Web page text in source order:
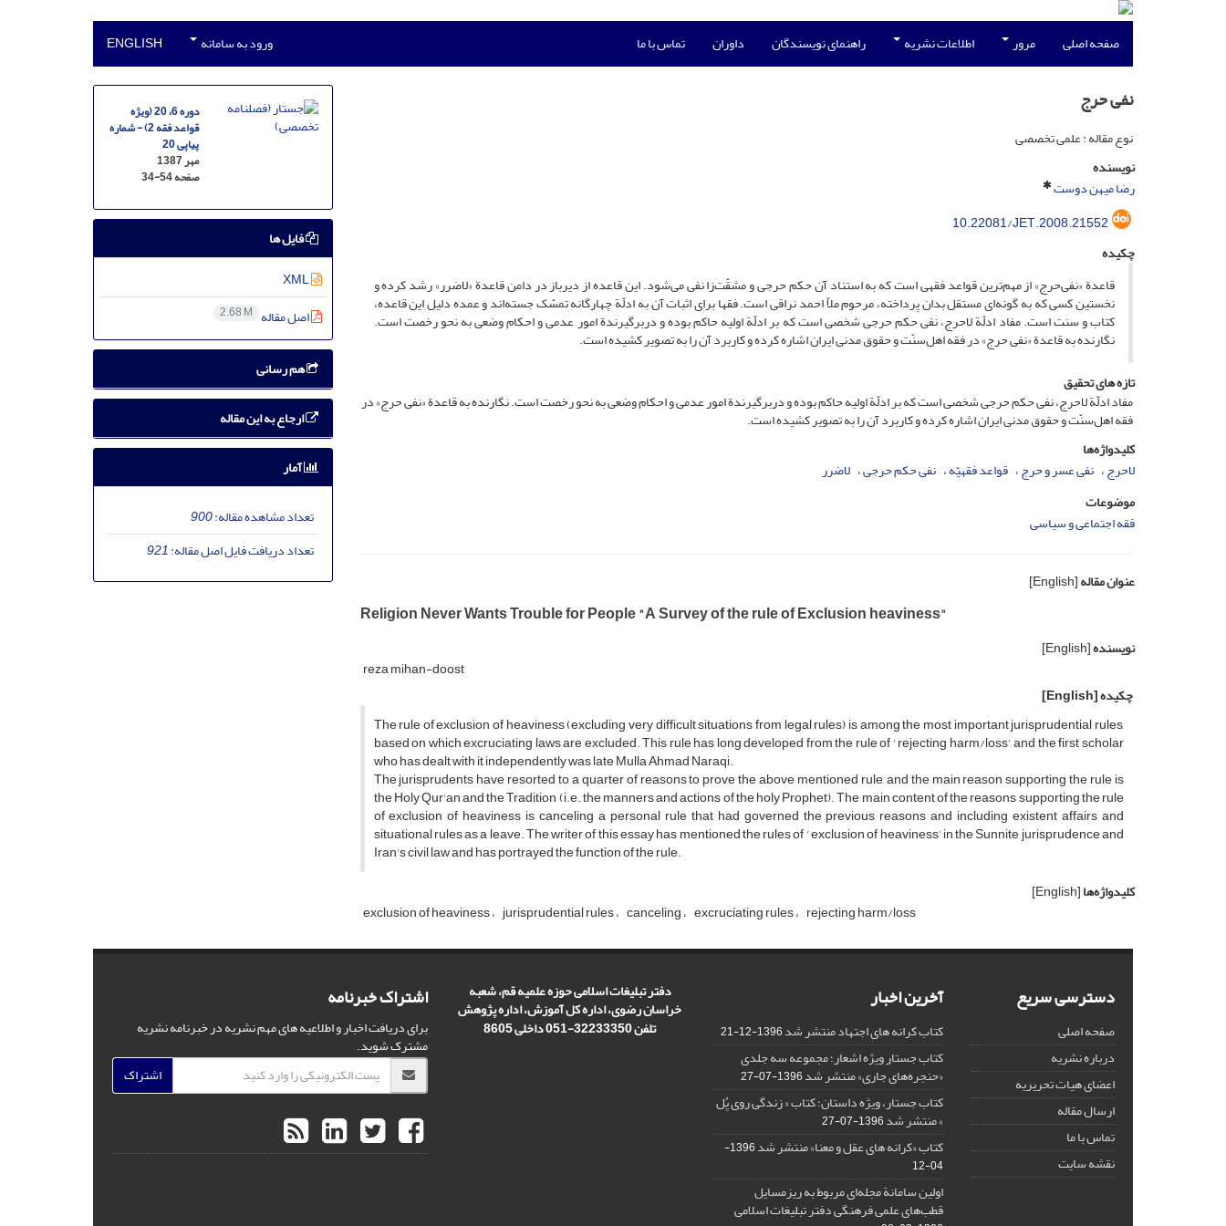
صفحه اصلی مرور اطلاعات نشریه راهنمای نویسندگان داوران تماس با ما ورود به سامانه ENGLISH
نفی حرج
نوع مقاله : علمی تخصصی
نویسنده
رضا میهن دوست
10.22081/JET.2008.21552
چکیده
قاعدة «نفی‌حرج» از مهم‌ترین قواعد فقهی است که به استناد آن حکم حرجی و مشقّت‌زا نفی می‌شود. این قاعده از دیرباز در دامن قاعدة «لاضرر» رشد کرده و
نخستین کسی که به گونه‌ای مستقل بدان پرداخته، مرحوم ملاّ احمد نراقی است. فقها برای اثبات آن به ادلّة چهارگانه تمسّک جسته‌‌اند و عمده دلیل این قاعده،
کتاب و سنت است. مفاد ادلّة لاحرج، نفی حکم حرجی شخصی است که بر ادلّة اولیه حاکم بوده و دربرگیرندة امور عدمی ‌و احکام وضعی به نحو رخصت است.
نگارنده به قاعدة «نفی ‌حرج» در فقه اهل‌سنّت و حقوق مدنی ایران اشاره کرده و کاربرد آن را به تصویر کشیده است.
تازه های تحقیق
مفاد ادلّة لاحرج، نفی حکم حرجی شخصی است که بر ادلّة اولیه حاکم بوده و دربرگیرندة امور عدمی ‌و احکام وضعی به نحو رخصت است. نگارنده به قاعدة «نفی ‌حرج» در
فقه اهل‌سنّت و حقوق مدنی ایران اشاره کرده و کاربرد آن را به تصویر کشیده است.
کلیدواژه‌ها
لاحرج نفی عسر و حرج قواعد فقهیّه نفی حکم حرجی لاضرر
موضوعات
فقه اجتماعی و سیاسی
عنوان مقاله[English]
Religion Never Wants Trouble for People "A Survey of the rule of Exclusion heaviness"
نویسنده[English]
reza mihan-doost
چکیده[English]
The rule of exclusion of heaviness (excluding very difficult situations from legal rules) is among the most important jurisprudential rules,
based on which excruciating laws are excluded. This rule has long developed from the rule of ' rejecting harm/loss', and the first scholar
who has dealt with it independently was late Mulla Ahmad Naraqi.
The jurisprudents have resorted to a quarter of reasons to prove the above mentioned rule, and the main reason supporting the rule is
the Holy Qur'an and the Tradition (i.e. the manners and actions of the holy Prophet). The main content of the reasons supporting the rule
of exclusion of heaviness is canceling a personal rule that had governed the previous reasons and including existent affairs and
situational rules as a leave. The writer of this essay has mentioned the rules of ' exclusion of heaviness' in the Sunnite jurisprudence and
Iran's civil law and has portrayed the function of the rule.
کلیدواژه‌ها[English]
exclusion of heaviness jurisprudential rules canceling excruciating rules rejecting harm/loss
دوره 6، 20 (ویژه
قواعد فقه 2) - شماره
پیاپی 20
مهر 1387
صفحه34-54
فایل ها
XML
اصل مقاله 2.68 M
هم رسانی
ارجاع به این مقاله
آمار
تعداد مشاهده مقاله:900
تعداد دریافت فایل اصل مقاله:921
دسترسی سریع
صفحه اصلی
درباره نشریه
اعضای هیات تحریریه
ارسال مقاله
تماس با ما
نقشه سایت
آخرین اخبار
کتاب کرانه های اجتهاد منتشر شد1396-12-21
کتاب جستار ویژه اشعار؛ مجموعه سه جلدی
«حنجره‌های جاری» منتشر شد1396-07-27
کتاب جستار، ویژه داستان؛ کتاب « زندگی روی پُل
» منتشر شد1396-07-27
کتاب «کرانه های عقل و معنا» منتشر شد
1396-
04-12
اولین سامانة مجله‌ای مربوط به ریزمسایل‌
قطب‌های علمی فرهنگی دفتر تبلیغات اسلامی
دفتر تبلیغات اسلامی حوزه علمیه قم، شعبه
خراسان رضوی، اداره کل آموزش، اداره پژوهش
تلفن 32233350-051 داخلی 8605
اشتراک خبرنامه
برای دریافت اخبار و اطلاعیه های مهم نشریه در خبرنامه نشریه
مشترک شوید.
اشتراک